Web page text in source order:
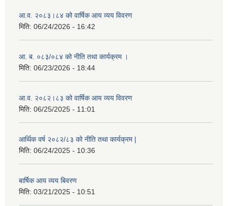
आ.व. २०८३।८४ को वार्षिक आय व्यय विवरण
मिति: 06/24/2026 - 16:42
आ. ब. ०८३/०८४ को नीति तथा कार्यक्रम ।
मिति: 06/23/2026 - 18:44
आ.व. २०८२।८३ को वार्षिक आय व्यय विवरण
मिति: 06/25/2025 - 11:01
आर्थिक वर्ष २०८२/८३ को नीति तथा कार्यक्रम |
मिति: 06/24/2025 - 10:36
बार्षिक आय व्यय बिवरण
मिति: 03/21/2025 - 10:51